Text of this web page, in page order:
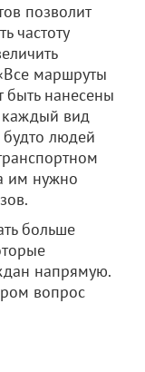
позволит
частоту
маршруты
быть нанесены
каждый вид
будто людей
им нужно
больше
напрямую.
вопрос